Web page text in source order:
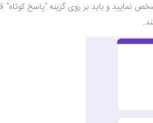
و باید بر روی گزینه "پاسخ کوتاه"